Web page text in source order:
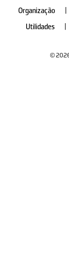
Organização
Utilidades
© 2026